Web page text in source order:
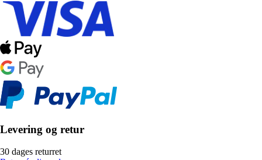
Levering og retur
30 dages returret